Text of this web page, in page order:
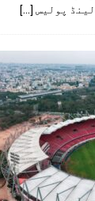
پولیس [...]